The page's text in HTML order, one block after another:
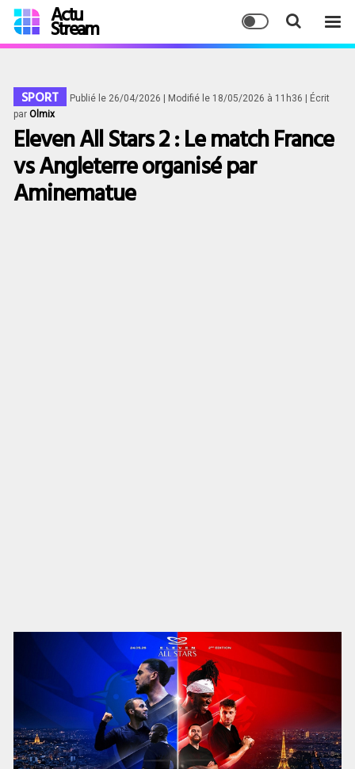
Actu
Stream
SPORT Publié le 26/04/2026 | Modifié le 18/05/2026 à 11h36 | Écrit
par Olmix
Eleven All Stars 2 : Le match France
vs Angleterre organisé par
Aminematue